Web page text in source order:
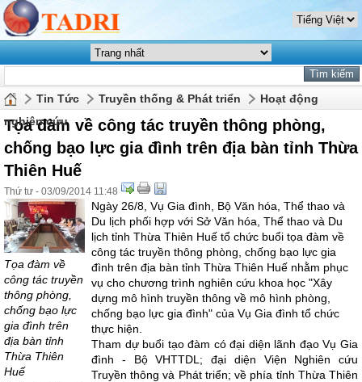
Tin Tức Truyền thống & Phát triển
Hoạt động
nghiên cứu
Tọa đàm về công tác truyền thông phòng,
chống bạo lực gia đình trên địa bàn tỉnh Thừa
Thiên Huế
Thứ tư - 03/09/2014 11:48
Tọa đàm về
công tác truyền
thông phòng,
chống bạo lực
gia đình trên
địa bàn tỉnh
Thừa Thiên
Huế
Ngày 26/8, Vụ Gia đình, Bộ Văn hóa, Thể thao và
Du lịch phối hợp với Sở Văn hóa, Thể thao và Du
lịch tỉnh Thừa Thiên Huế tổ chức buổi tọa đàm về
công tác truyền thông phòng, chống bạo lực gia
đình trên địa bàn tỉnh Thừa Thiên Huế nhằm phục
vụ cho chương trình nghiên cứu khoa học "Xây
dựng mô hình truyền thông về mô hình phòng,
chống bạo lực gia đình" của Vụ Gia đình tổ chức
thực hiện.
Tham dự buổi tạo đàm có đại diện lãnh đạo Vụ Gia
đình - Bộ VHTTDL; đại diện Viện Nghiên cứu
Truyền thông và Phát triển; về phía tỉnh Thừa Thiên